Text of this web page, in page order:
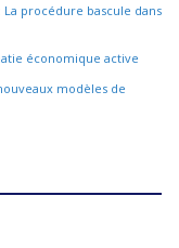
procédure bascule dans
économique active
modèles de